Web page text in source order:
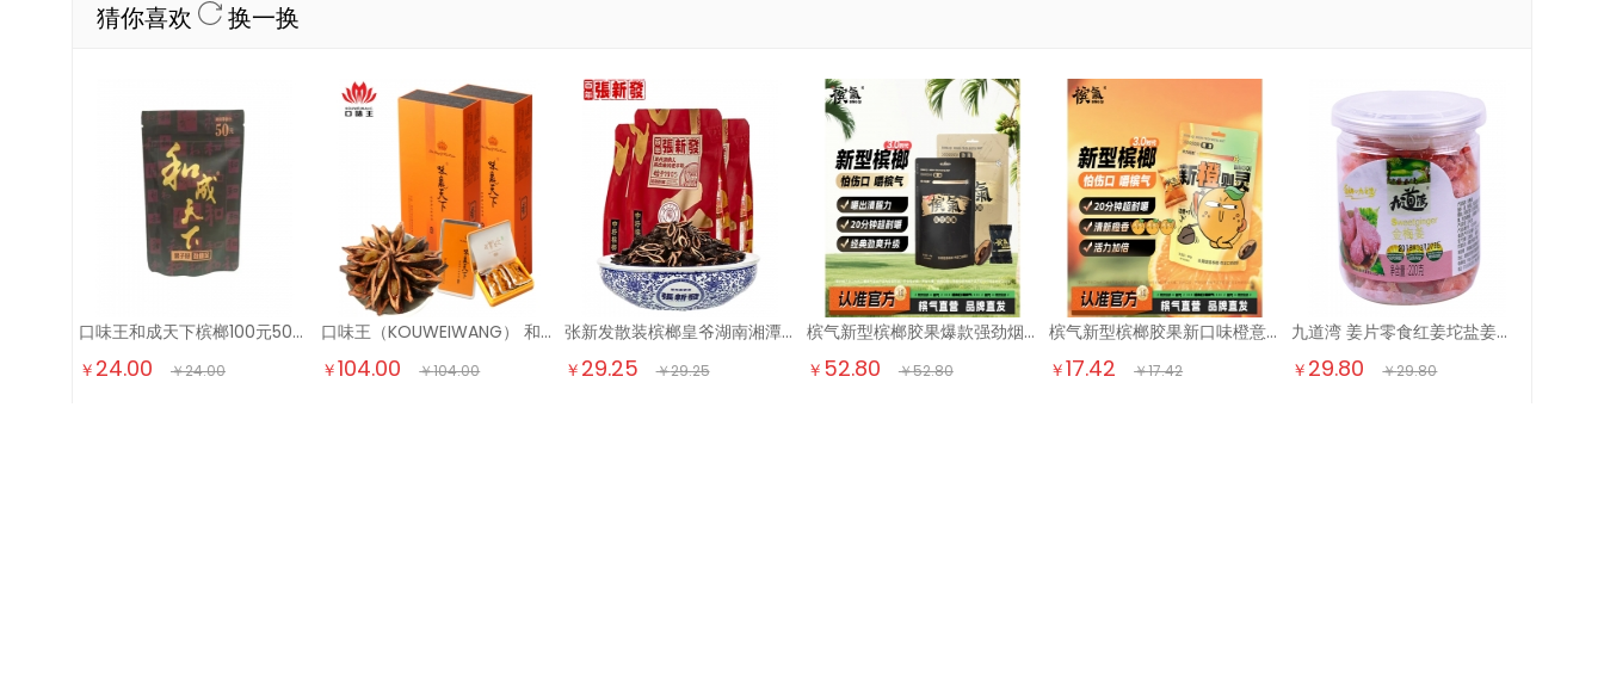
猜你喜欢 换一换
口味王和成天下槟榔100元50元新果湖南批发30元和成裸 50元裸包*1
￥ 24.00 ￥24.00
口味王（KOUWEIWANG） 和成天下红钻绿钻黑钻红铁橙铁味赢天下金风玉露 30g5袋金风玉露
￥104.00 ￥104.00
张新发散装槟榔皇爷湖南湘潭门店槟榔烟果中籽半斤约150片 中籽250g*1袋
￥ 29.25 ￥29.25
槟气新型槟榔胶果爆款强劲烟果口香糖形态非食品零纤维冰榔槟郎 48g2袋
￥ 52.80 ￥52.80
槟气新型槟榔胶果新口味橙意槟果口香糖形态非食品零纤维冰榔槟郎 40g1袋
￥17.42 ￥17.42
九道湾 姜片零食红姜坨盐姜丝即食2瓶罐装 金梅姜干姜果干蜜饯湖南特产 金梅姜220g*2瓶
￥ 29.80 ￥29.80